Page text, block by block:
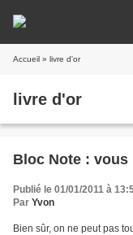
Accueil » livre d'or
livre d'or
Bloc Note : vous
Publié le 01/01/2011 à
Par Yvon
Bien sûr, on ne peut pas